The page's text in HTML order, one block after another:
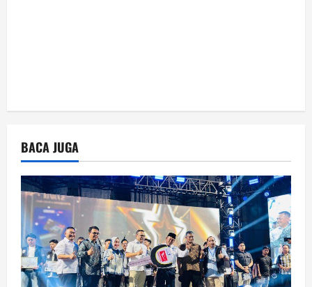
BACA JUGA